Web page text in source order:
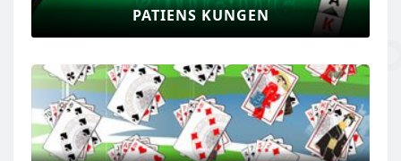
PATIENS KUNGEN